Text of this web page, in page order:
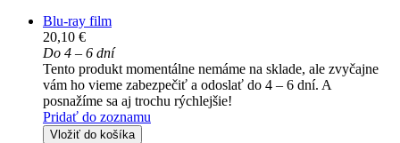
Blu-ray film
20,10 €
Do 4 – 6 dní
Tento produkt momentálne nemáme na sklade, ale zvyčajne
vám ho vieme zabezpečiť a odoslať do 4 – 6 dní. A
posnažíme sa aj trochu rýchlejšie!
Pridať do zoznamu
Vložiť do košíka